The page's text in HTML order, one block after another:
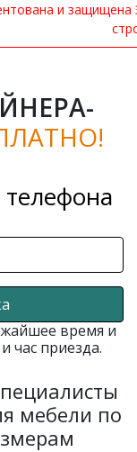
и
время и
час приезда.
мебели по